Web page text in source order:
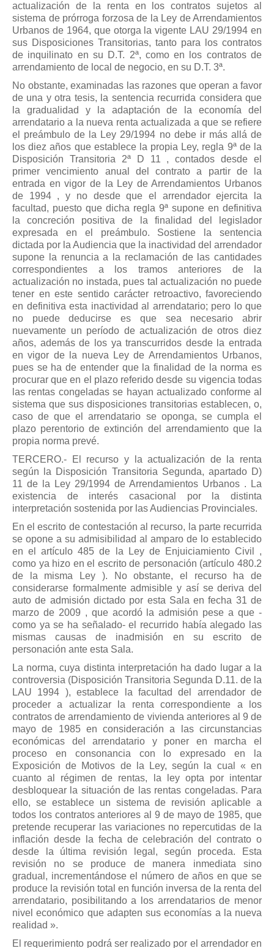
actualización de la renta en los contratos sujetos al
sistema de prórroga forzosa de la Ley de Arrendamientos
Urbanos de 1964, que otorga la vigente LAU 29/1994 en
sus Disposiciones Transitorias, tanto para los contratos
de inquilinato en su D.T. 2ª, como en los contratos de
arrendamiento de local de negocio, en su D.T. 3ª.
No obstante, examinadas las razones que operan a favor
de una y otra tesis, la sentencia recurrida considera que
la gradualidad y la adaptación de la economía del
arrendatario a la nueva renta actualizada a que se refiere
el preámbulo de la Ley 29/1994 no debe ir más allá de
los diez años que establece la propia Ley, regla 9ª de la
Disposición Transitoria 2ª D 11 , contados desde el
primer vencimiento anual del contrato a partir de la
entrada en vigor de la Ley de Arrendamientos Urbanos
de 1994 , y no desde que el arrendador ejercita la
facultad, puesto que dicha regla 9ª supone en definitiva
la concreción positiva de la finalidad del legislador
expresada en el preámbulo. Sostiene la sentencia
dictada por la Audiencia que la inactividad del arrendador
supone la renuncia a la reclamación de las cantidades
correspondientes a los tramos anteriores de la
actualización no instada, pues tal actualización no puede
tener en este sentido carácter retroactivo, favoreciendo
en definitiva esta inactividad al arrendatario; pero lo que
no puede deducirse es que sea necesario abrir
nuevamente un período de actualización de otros diez
años, además de los ya transcurridos desde la entrada
en vigor de la nueva Ley de Arrendamientos Urbanos,
pues se ha de entender que la finalidad de la norma es
procurar que en el plazo referido desde su vigencia todas
las rentas congeladas se hayan actualizado conforme al
sistema que sus disposiciones transitorias establecen, o,
caso de que el arrendatario se oponga, se cumpla el
plazo perentorio de extinción del arrendamiento que la
propia norma prevé.
TERCERO.- El recurso y la actualización de la renta
según la Disposición Transitoria Segunda, apartado D)
11 de la Ley 29/1994 de Arrendamientos Urbanos . La
existencia de interés casacional por la distinta
interpretación sostenida por las Audiencias Provinciales.
En el escrito de contestación al recurso, la parte recurrida
se opone a su admisibilidad al amparo de lo establecido
en el artículo 485 de la Ley de Enjuiciamiento Civil ,
como ya hizo en el escrito de personación (artículo 480.2
de la misma Ley ). No obstante, el recurso ha de
considerarse formalmente admisible y así se deriva del
auto de admisión dictado por esta Sala en fecha 31 de
marzo de 2009 , que acordó la admisión pese a que -
como ya se ha señalado- el recurrido había alegado las
mismas causas de inadmisión en su escrito de
personación ante esta Sala.
La norma, cuya distinta interpretación ha dado lugar a la
controversia (Disposición Transitoria Segunda D.11. de la
LAU 1994 ), establece la facultad del arrendador de
proceder a actualizar la renta correspondiente a los
contratos de arrendamiento de vivienda anteriores al 9 de
mayo de 1985 en consideración a las circunstancias
económicas del arrendatario y poner en marcha el
proceso en consonancia con lo expresado en la
Exposición de Motivos de la Ley, según la cual « en
cuanto al régimen de rentas, la ley opta por intentar
desbloquear la situación de las rentas congeladas. Para
ello, se establece un sistema de revisión aplicable a
todos los contratos anteriores al 9 de mayo de 1985, que
pretende recuperar las variaciones no repercutidas de la
inflación desde la fecha de celebración del contrato o
desde la última revisión legal, según proceda. Esta
revisión no se produce de manera inmediata sino
gradual, incrementándose el número de años en que se
produce la revisión total en función inversa de la renta del
arrendatario, posibilitando a los arrendatarios de menor
nivel económico que adapten sus economías a la nueva
realidad ».
El requerimiento podrá ser realizado por el arrendador en